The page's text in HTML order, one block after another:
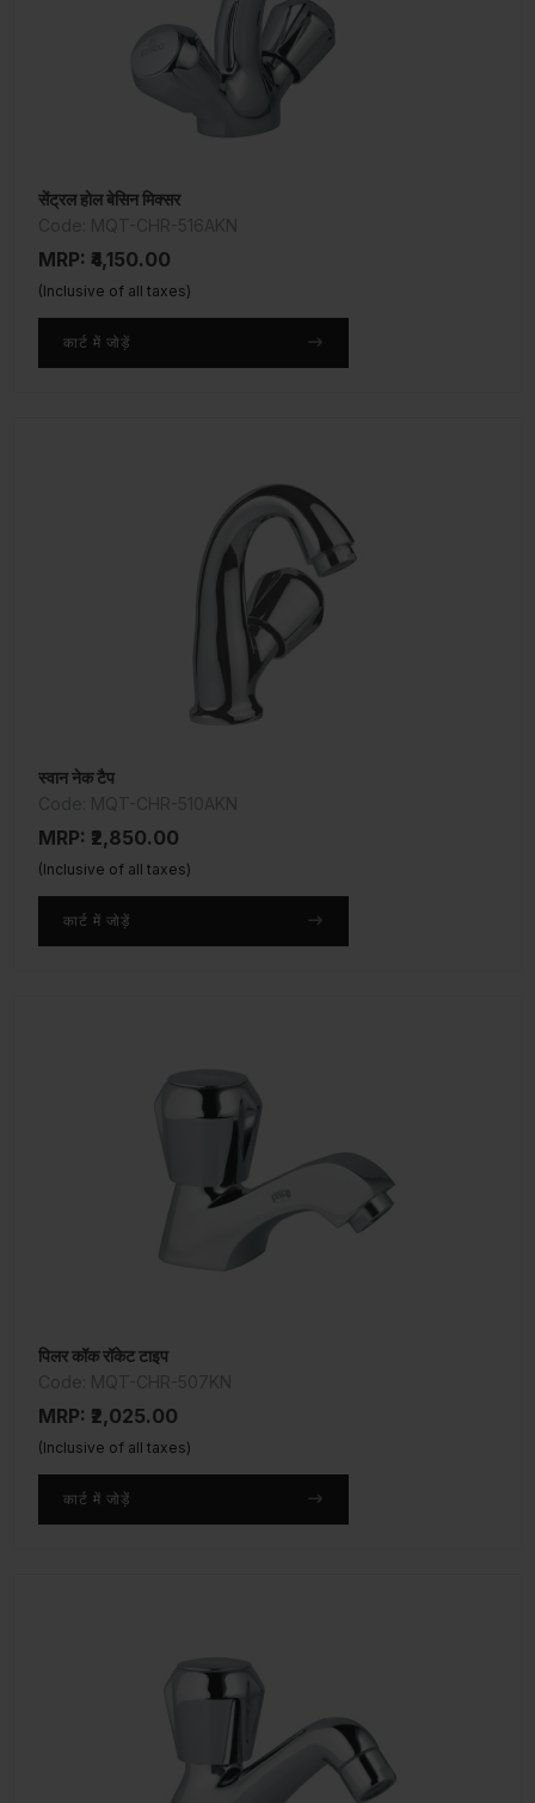
सेंट्रल होल बेसिन मिक्सर
MRP: ₹4,150.00
(Inclusive of all taxes)
कार्ट में जोड़ें
स्वान नेक टैप
MRP: ₹2,850.00
(Inclusive of all taxes)
कार्ट में जोड़ें
पिलर कॉक रॉकेट टाइप
MRP: ₹2,025.00
(Inclusive of all taxes)
कार्ट में जोड़ें